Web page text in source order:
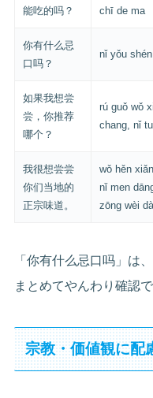
能吃的吗？
chī de ma
你有什么忌
口吗？
nǐ yǒu
如果我想尝
尝，你推荐
哪个？
rú guǒ wǒ
chang, nǐ
我很想尝尝
你们当地的
正宗味道。
wǒ hěn
nǐ men
zōng wèi
「你有什么忌口吗」は
まとめてやんわり確認
宗教・価値観に配